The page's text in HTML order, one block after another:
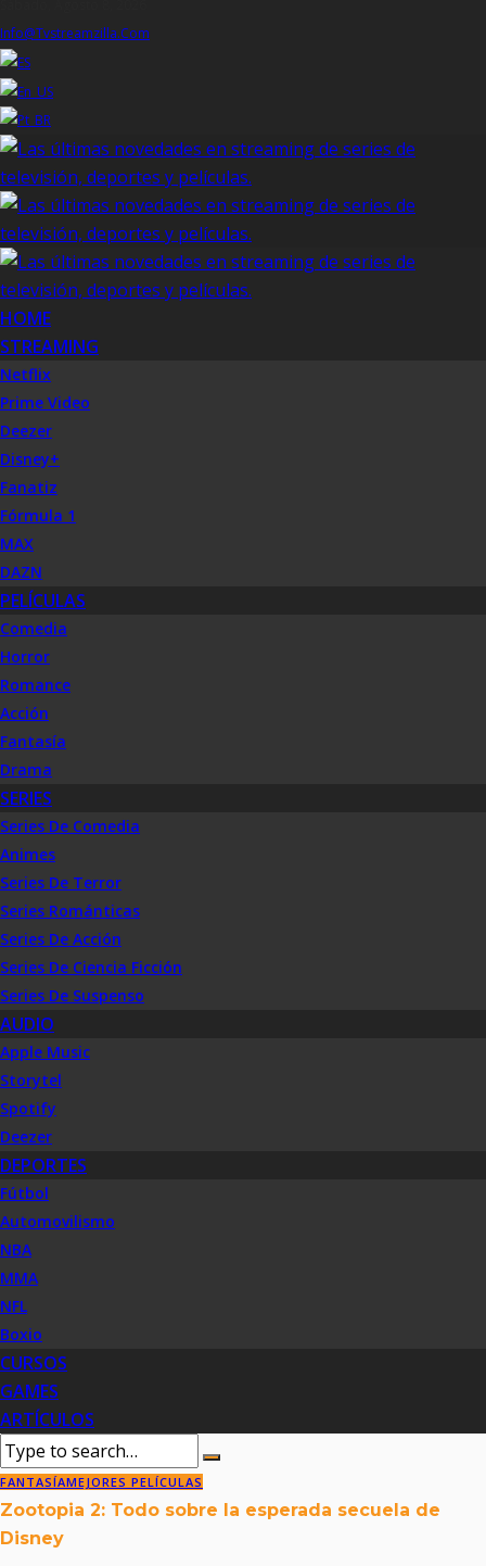
Info@tvstreamzilla.com
HOME
STREAMING
Netflix
Prime Video
Deezer
Disney+
Fanatiz
Fórmula 1
MAX
DAZN
PELÍCULAS
Comedia
Horror
Romance
Acción
Fantasía
Drama
SERIES
Series De Comedia
Animes
Series De Terror
Series Románticas
Series De Acción
Series De Ciencia Ficción
Series De Suspenso
AUDIO
Apple Music
Storytel
Spotify
Deezer
DEPORTES
Fútbol
Automovilismo
NBA
MMA
NFL
Boxio
CURSOS
GAMES
ARTÍCULOS
FANTASÍAMEJORES PELÍCULAS
Zootopia 2: Todo sobre la esperada secuela de
Disney